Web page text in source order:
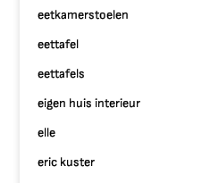
eetkamerstoelen
eettafel
eettafels
eigen huis interieur
elle
eric kuster